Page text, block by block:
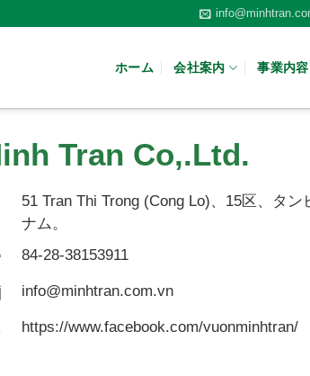
ホーム 会社案内 事業内容
Tran Co,.Ltd.
51 Tran Thi Trong (Cong Lo)、15区、タ
ナム。
84-28-38153911
info@minhtran.com.vn
https://www.facebook.com/vuonminhtran/